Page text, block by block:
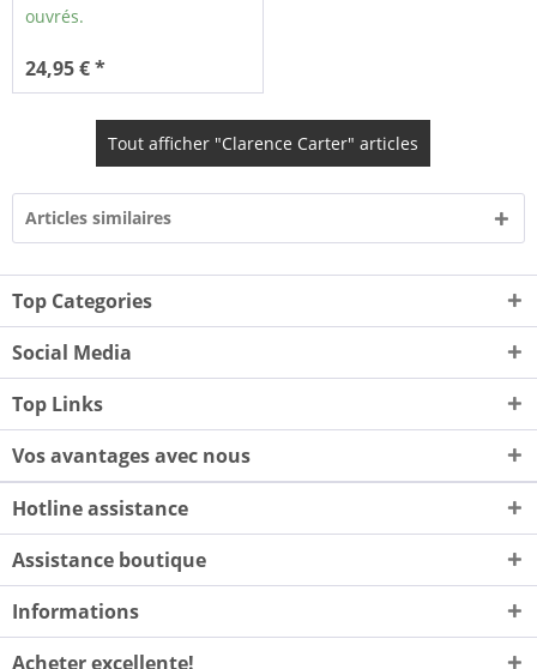
ouvrés.
24,95 € *
Tout afficher "Clarence Carter" articles
Articles similaires
Top Categories
Social Media
Top Links
Vos avantages avec nous
Hotline assistance
Assistance boutique
Informations
Acheter excellente!